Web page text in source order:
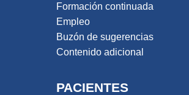
Formación continuada
Empleo
Buzón de sugerencias
Contenido adicional
PACIENTES